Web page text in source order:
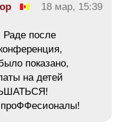
18 мар, 15:39
Раде после
показано,
на детей